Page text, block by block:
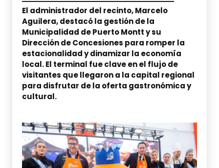
valora el impulso al turismo
invernal tras el éxito de la
Semana del Salmón 2026
El administrador del recinto, Marcelo
Aguilera, destacó la gestión de la
Municipalidad de Puerto Montt y su
Dirección de Concesiones para romper la
estacionalidad y dinamizar la economía
local. El terminal fue clave en el flujo de
visitantes que llegaron a la capital regional
para disfrutar de la oferta gastronómica y
cultural.